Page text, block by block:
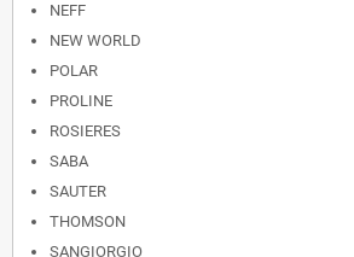
NEFF
NEW WORLD
POLAR
PROLINE
ROSIERES
SABA
SAUTER
THOMSON
SANGIORGIO